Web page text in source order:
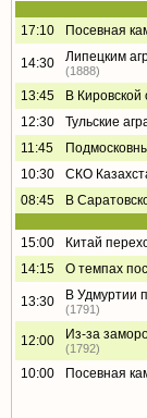
17:10
Посевная
14:30 Липецким
(1888)
13:45 В
12:30 Тульские
11:45
10:30 СКО
08:45 В
15:00
Китай
14:15 О темпах
13:30 В Удмуртии
(1791)
12:00 Из-за
(1792)
10:00 Посевная